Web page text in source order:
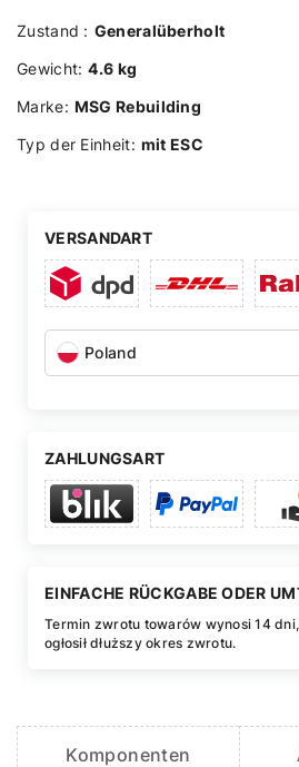
Zustand : Generalüberholt
Gewicht: 4.6 kg
Marke: MSG Rebuilding
Typ der Einheit: mit ESC
VERSANDART
Poland
ZAHLUNGSART
EINFACHE RÜCKGABE ODER
Termin zwrotu towarów wynosi 14
ogłosił dłuższy okres zwrotu.
Komponenten